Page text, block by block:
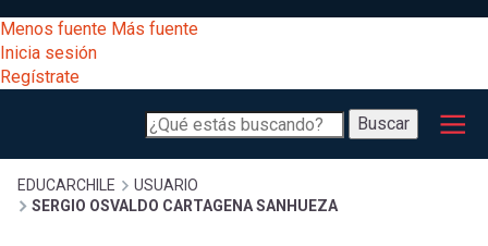
al
contenido
principal
[Educarchile
Escritorio]
Menos fuente Más fuente
Inicia sesión
Regístrate
Buscar
Buscar
Menú
principal
Desarrollo
Expand
Gestión
Sobrescribir
EDUCARCHILE
USUARIO
SERGIO OSVALDO CARTAGENA SANHUEZA